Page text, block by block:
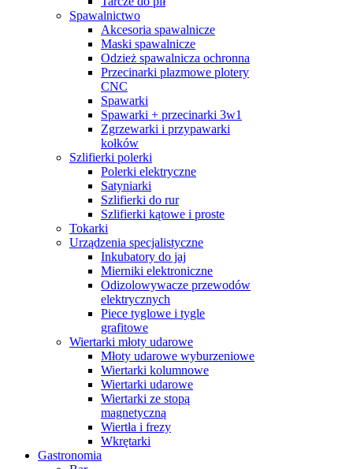
Spawalnictwo
Akcesoria spawalnicze
Maski spawalnicze
Odzież spawalnicza ochronna
Przecinarki plazmowe plotery
CNC
Spawarki
Spawarki + przecinarki 3w1
Zgrzewarki i przypawarki
kołków
Szlifierki polerki
Polerki elektryczne
Satyniarki
Szlifierki do rur
Szlifierki kątowe i proste
Tokarki
Urządzenia specjalistyczne
Inkubatory do jaj
Mierniki elektroniczne
Odizolowywacze przewodów
elektrycznych
Piece tyglowe i tygle
grafitowe
Wiertarki młoty udarowe
Młoty udarowe wyburzeniowe
Wiertarki kolumnowe
Wiertarki udarowe
Wiertarki ze stopą
magnetyczną
Wiertła i frezy
Wkrętarki
Gastronomia